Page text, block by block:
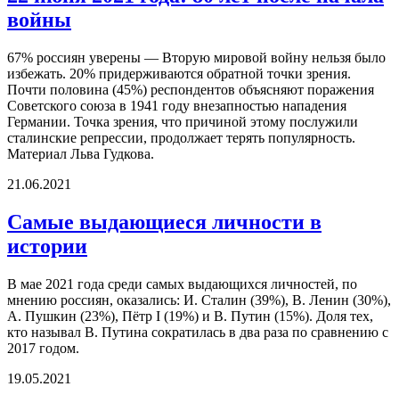
войны
67% россиян уверены — Вторую мировой войну нельзя было
избежать. 20% придерживаются обратной точки зрения.
Почти половина (45%) респондентов объясняют поражения
Советского союза в 1941 году внезапностью нападения
Германии. Точка зрения, что причиной этому послужили
сталинские репрессии, продолжает терять популярность.
Материал Льва Гудкова.
21.06.2021
Самые выдающиеся личности в
истории
В мае 2021 года среди самых выдающихся личностей, по
мнению россиян, оказались: И. Сталин (39%), В. Ленин (30%),
А. Пушкин (23%), Пётр I (19%) и В. Путин (15%). Доля тех,
кто называл В. Путина сократилась в два раза по сравнению с
2017 годом.
19.05.2021